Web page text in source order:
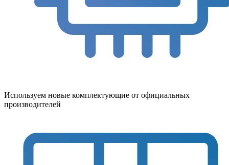
Используем новые комплектующие от официальных
производителей